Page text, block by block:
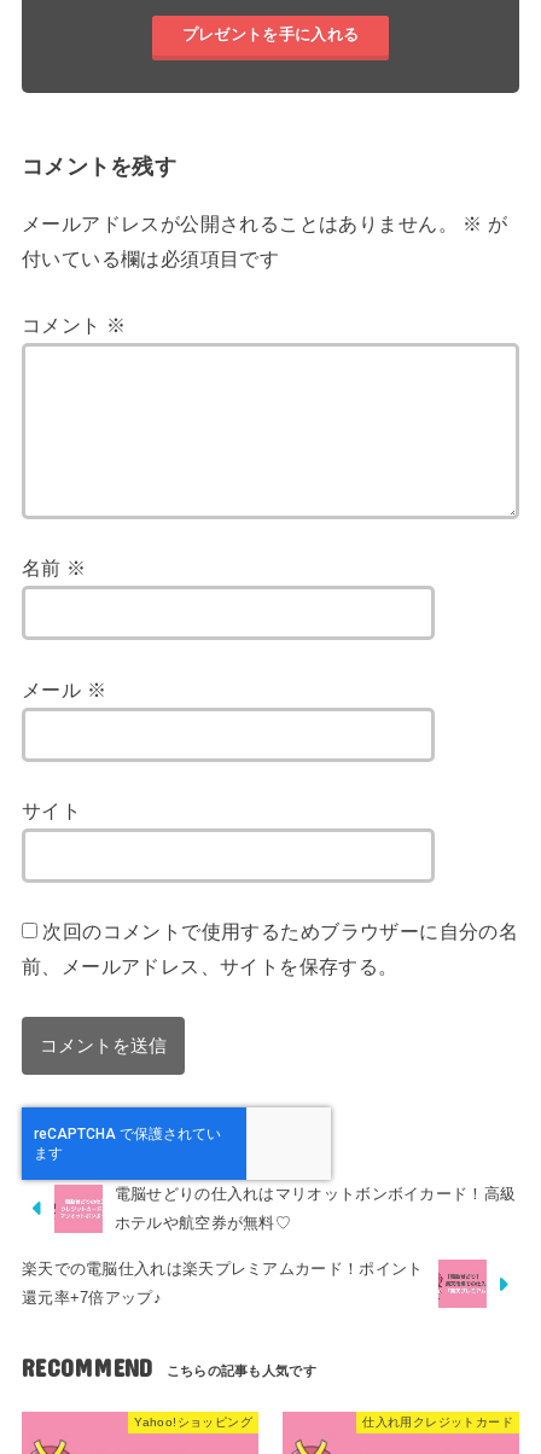
プレゼントを手に入れる
コメントを残す
メールアドレスが公開されることはありません。 ※ が
付いている欄は必須項目です
コメント ※
名前 ※
メール ※
サイト
次回のコメントで使用するためブラウザーに自分の名
前、メールアドレス、サイトを保存する。
電脳せどりの仕入れはマリオットボンボイカード！高級
ホテルや航空券が無料♡
楽天での電脳仕入れは楽天プレミアムカード！ポイント
還元率+7倍アップ♪
RECOMMEND
Yahoo!ショッピング 仕入れ用クレジットカード